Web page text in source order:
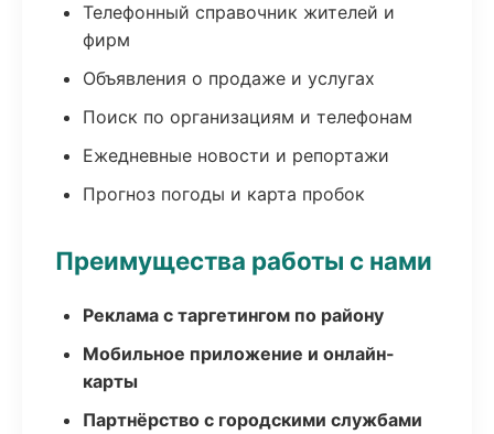
Телефонный справочник жителей и
фирм
Объявления о продаже и услугах
Поиск по организациям и телефонам
Ежедневные новости и репортажи
Прогноз погоды и карта пробок
Преимущества работы с нами
Реклама с таргетингом по району
Мобильное приложение и онлайн-
карты
Партнёрство с городскими службами